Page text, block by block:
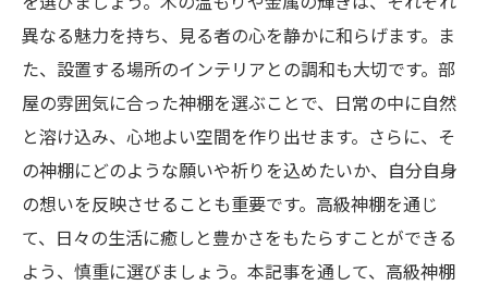
異なる魅力を持ち、見る者の心を静かに和らげます。ま
た、設置する場所のインテリアとの調和も大切です。部
屋の雰囲気に合った神棚を選ぶことで、日常の中に自然
と溶け込み、心地よい空間を作り出せます。さらに、そ
の神棚にどのような願いや祈りを込めたいか、自分自身
の想いを反映させることも重要です。高級神棚を通じ
て、日々の生活に癒しと豊かさをもたらすことができる
よう、慎重に選びましょう。本記事を通して、高級神棚